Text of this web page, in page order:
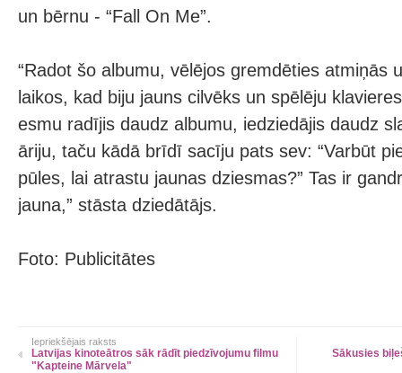
un bērnu - “Fall On Me”.
“Radot šo albumu, vēlējos gremdēties atmiņās
laikos, kad biju jauns cilvēks un spēlēju
esmu radījis daudz albumu, iedziedājis daudz
āriju, taču kādā brīdī sacīju pats sev: “Varbūt
pūles, lai atrastu jaunas dziesmas?” Tas ir
jauna,” stāsta dziedātājs.
Foto: Publicitātes
Iepriekšējais raksts
Latvijas kinoteātros sāk rādīt piedzīvojumu filmu
"Kapteine Mārvela"
Sākusies